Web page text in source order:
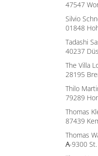
47547
Silvio
01848
Tadashi
40237
The Villa
28195
Thilo
79289
Thomas
87439
Thomas
A-9300